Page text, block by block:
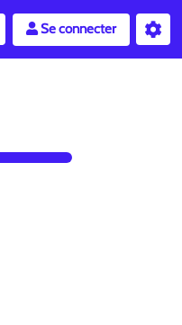
RechercherSe connecter